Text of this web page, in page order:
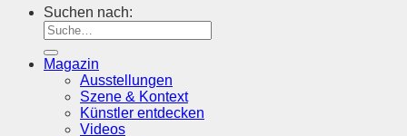
Suchen nach:
Magazin
Ausstellungen
Szene & Kontext
Künstler entdecken
Videos